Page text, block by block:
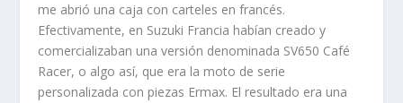
me abrió una caja con carteles en francés.
Efectivamente, en Suzuki Francia habían creado y
comercializaban una versión denominada SV650 Café
Racer, o algo así, que era la moto de serie
personalizada con piezas Ermax. El resultado era una